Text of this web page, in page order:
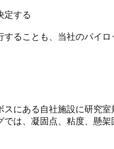
定する
することも、当社のパイ
にある自社施設に研究
は、凝固点、粘度、懸